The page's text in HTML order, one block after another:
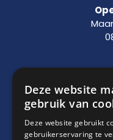
Deze website
gebruik van
Deze website gebruikt
gebruikerservaring te